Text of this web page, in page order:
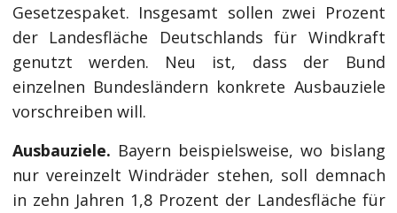
Gesetzespaket. Insgesamt sollen zwei Prozent
der Landesfläche Deutschlands für Windkraft
genutzt werden. Neu ist, dass der Bund
einzelnen Bundesländern konkrete Ausbauziele
vorschreiben will.
Ausbauziele. Bayern beispielsweise, wo bislang
nur vereinzelt Windräder stehen, soll demnach
in zehn Jahren 1,8 Prozent der Landesfläche für